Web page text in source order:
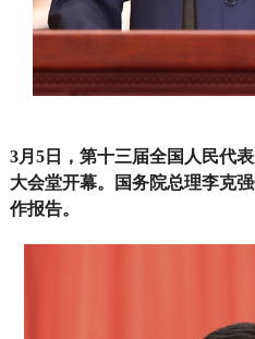
3月5日，第十三届全国人民代
大会堂开幕。国务院总理李克
作报告。